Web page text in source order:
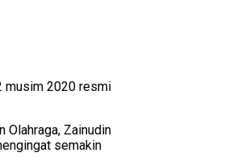
musim 2020 resmi
Olahraga, Zainudin
semakin